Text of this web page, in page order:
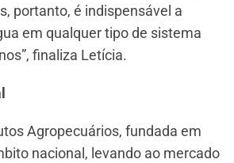
portanto, é indispensável a
em qualquer tipo de sistema
finaliza Letícia.
Agropecuários, fundada em
nacional, levando ao mercado